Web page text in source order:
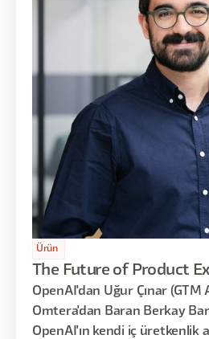
Ürün
The Future of Product
OpenAI'dan Uğur Çınar
Omtera'dan Baran Berkay
OpenAI'ın kendi iç üretkenlik